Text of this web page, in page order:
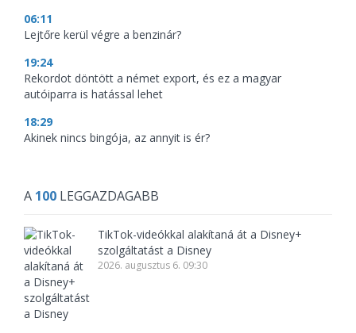
06:11
Lejtőre kerül végre a benzinár?
19:24
Rekordot döntött a német export, és ez a magyar
autóiparra is hatással lehet
18:29
Akinek nincs bingója, az annyit is ér?
A 100 LEGGAZDAGABB
TikTok-videókkal alakítaná át a Disney+
szolgáltatást a Disney
2026. augusztus 6. 09:30